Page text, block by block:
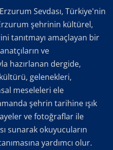
Sevdası, Türkiye'nin
şehrinin kültürel,
tanıtmayı amaçlayan bir
ve
hazırlanan dergide,
gelenekleri,
meseleleri ele
şehrin tarihine ışık
ve fotoğraflar ile
sunarak okuyucuların
yardımcı olur.